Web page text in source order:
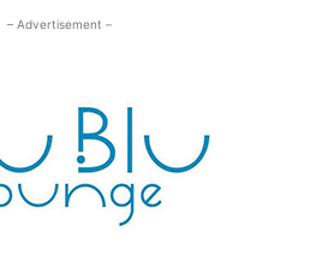
– Advertisement –